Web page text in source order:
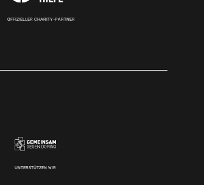
OFFIZIELLER CHARITY-PARTNER
UNTERSTÜTZEN WIR